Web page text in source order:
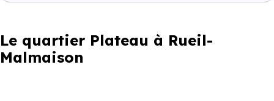
Le quartier Plateau à Rueil-
Malmaison